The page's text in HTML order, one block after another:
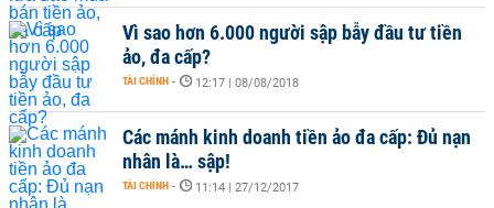
Vì sao hơn 6.000 người sập bẫy đầu tư tiền
ảo, đa cấp?
TÀI CHÍNH - 12:17 | 08/08/2018
Các mánh kinh doanh tiền ảo đa cấp: Đủ nạn
nhân là… sập!
TÀI CHÍNH - 11:14 | 27/12/2017